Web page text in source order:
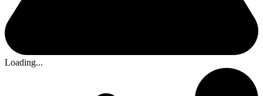
Loading...